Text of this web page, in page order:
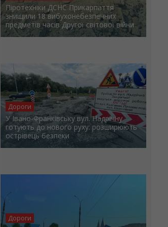
Піротехніки ДСНС Прикарпаття
знищили 18 вибухонебезпечних
предметів часів Другої світової війни
Дороги
У Івано-Франківську вул. Надрічну
готують до нового руху: розширюють
острівець безпеки
Дороги